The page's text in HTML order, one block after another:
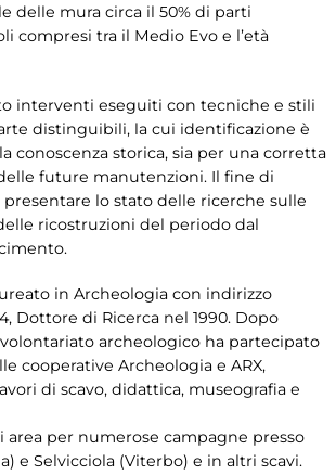
delle mura circa il 50% di parti
compresi tra il Medio Evo e l’età
interventi eseguiti con tecniche e stili
distinguibili, la cui identificazione è
conoscenza storica, sia per una corretta
future manutenzioni. Il fine di
lo stato delle ricerche sulle
ricostruzioni del periodo dal
in Archeologia con indirizzo
Dottore di Ricerca nel 1990. Dopo
archeologico ha partecipato
cooperative Archeologia e ARX,
di scavo, didattica, museografia e
area per numerose campagne presso
e Selvicciola (Viterbo) e in altri scavi.